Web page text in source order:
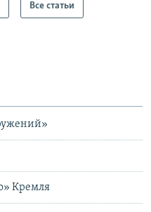
Все статьи
Кремля